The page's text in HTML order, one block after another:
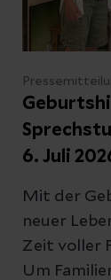
6. Juli
Mit der
neuer
Zeit voller
Um